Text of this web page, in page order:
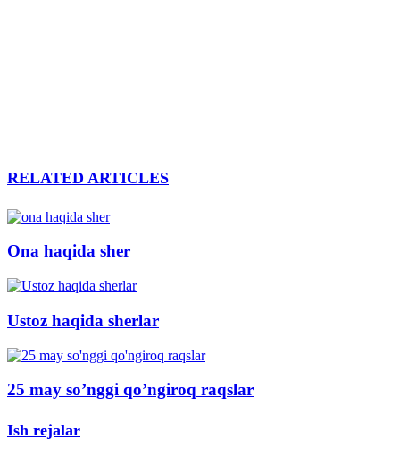
RELATED ARTICLES
Ona haqida sher
Ustoz haqida sherlar
25 may so’nggi qo’ngiroq raqslar
Ish rejalar